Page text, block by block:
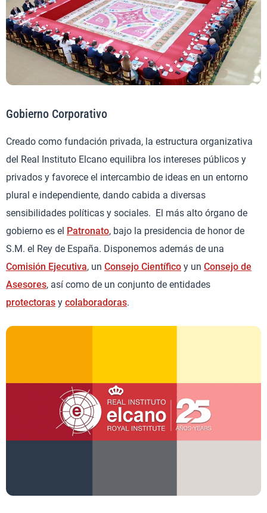
Gobierno Corporativo
Creado como fundación privada, la estructura organizativa
del Real Instituto Elcano equilibra los intereses públicos y
privados y favorece el intercambio de ideas en un entorno
plural e independiente, dando cabida a diversas
sensibilidades políticas y sociales. El más alto órgano de
gobierno es el Patronato, bajo la presidencia de honor de
S.M. el Rey de España. Disponemos además de una
Comisión Ejecutiva, un Consejo Científico y un Consejo de
Asesores, así como de un conjunto de entidades
protectoras y colaboradoras.